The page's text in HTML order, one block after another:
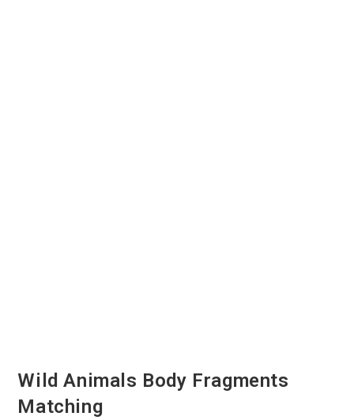
Wild Animals Body Fragments
Matching